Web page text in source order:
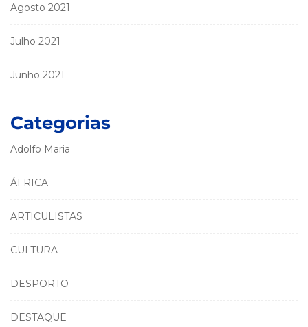
Agosto 2021
Julho 2021
Junho 2021
Categorias
Adolfo Maria
ÁFRICA
ARTICULISTAS
CULTURA
DESPORTO
DESTAQUE